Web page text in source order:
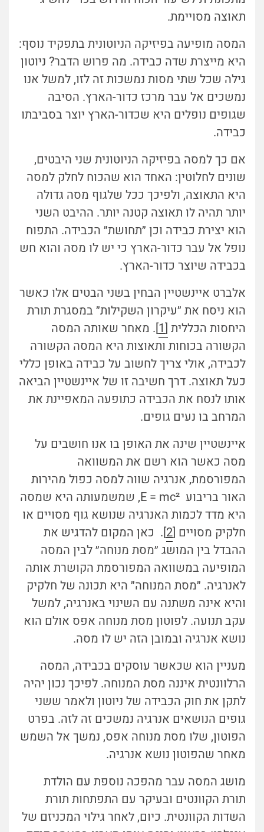
תאוצה מסויימת.
המסה מופיעה בפיזיקה הניוטונית בתפקיד נוסף:
היא מייצרת שדה כבידה. מה פרוש הדבר? ניוטון
גילה שכל שתי מסות נמשכות זה לזו, למשל אנו
נמשכים אל עבר מרכז כדור-הארץ. הסיבה
שגופים נופלים היא שכדור-הארץ יוצר בסביבתו
כבידה.
אם כך למסה בפיזיקה הניוטונית שני היבטים,
שונים לחלוטין: האחד הוא שהכוח לחלק למסה
היא התאוצה, ולפיכך ככל שלגוף מסה גדולה
יותר תהיה לו תאוצה קטנה יותר. ההיבט השני
הוא יצירת כבידה וכן ״תחושת״ הכבידה. התפוח
נופל אל עבר כדור-הארץ כי יש לו מסה והוא חש
בכבידה שיוצר כדור-הארץ.
אלברט איינשטיין הבחין בשני הבטים אלו כאשר
הוא ניסח את ״עיקרון השקילות״ במסגרת תורת
היחסות הכללית [1 ]. מאחר שאותה המסה
הקשורה בכוחות ותאוצות היא המסה הקשורה
לכבידה, אולי צריך לחשוב על כבידה באופן כללי
כעל תאוצה. דרך חשיבה זו של איינשטיין הביאה
אותו לנסח את הכבידה כתופעה המאפיינת את
המרחב בו נעים גופים.
איינשטיין שינה את האופן בו אנו חושבים על
מסה כאשר הוא רשם את המשוואה
המפורסמת, אנרגיה שווה למסה כפול מהירות
האור בריבוע E = mc², שמשמעותה היא שמסה
היא מדד לכמות האנרגיה שנושא גוף מסויים או
חלקיק מסויים [2]. כאן המקום להדגיש את
ההבדל בין המושג ״מסת מנוחה״ לבין המסה
המופיעה במשוואה המפורסמת הקושרת אותה
לאנרגיה. ״מסת המנוחה״ היא תכונה של חלקיק
והיא אינה משתנה עם השינוי באנרגיה, למשל
עקב תנועה. לפוטון מסת מנוחה אפס אולם הוא
נושא אנרגיה ובמובן הזה יש לו מסה.
מעניין הוא שכאשר עוסקים בכבידה, המסה
הרלוונטית איננה מסת המנוחה. לפיכך נכון יהיה
לתקן את חוק הכבידה של ניוטון ולאמר ששני
גופים הנושאים אנרגיה נמשכים זה לזה. בפרט
הפוטון, שלו מסת מנוחה אפס, נמשך אל השמש
מאחר שהפוטון נושא אנרגיה.
מושג המסה עבר מהפכה נוספת עם הולדת
תורת הקוונטים ובעיקר עם התפתחות תורת
השדות הקוונטית. כיום, לאחר גילוי המכניזם של